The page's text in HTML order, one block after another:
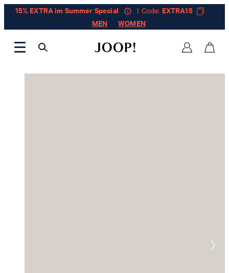
15% EXTRA im Summer Special | Code: EXTRA15
MEN
WOMEN